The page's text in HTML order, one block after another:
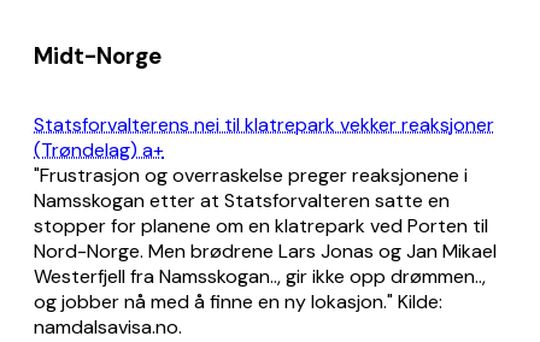
Midt-Norge
Statsforvalterens nei til klatrepark vekker reaksjoner
(Trøndelag) a+
"Frustrasjon og overraskelse preger reaksjonene i
Namsskogan etter at Statsforvalteren satte en
stopper for planene om en klatrepark ved Porten til
Nord-Norge. Men brødrene Lars Jonas og Jan Mikael
Westerfjell fra Namsskogan.., gir ikke opp drømmen..,
og jobber nå med å finne en ny lokasjon." Kilde:
namdalsavisa.no.